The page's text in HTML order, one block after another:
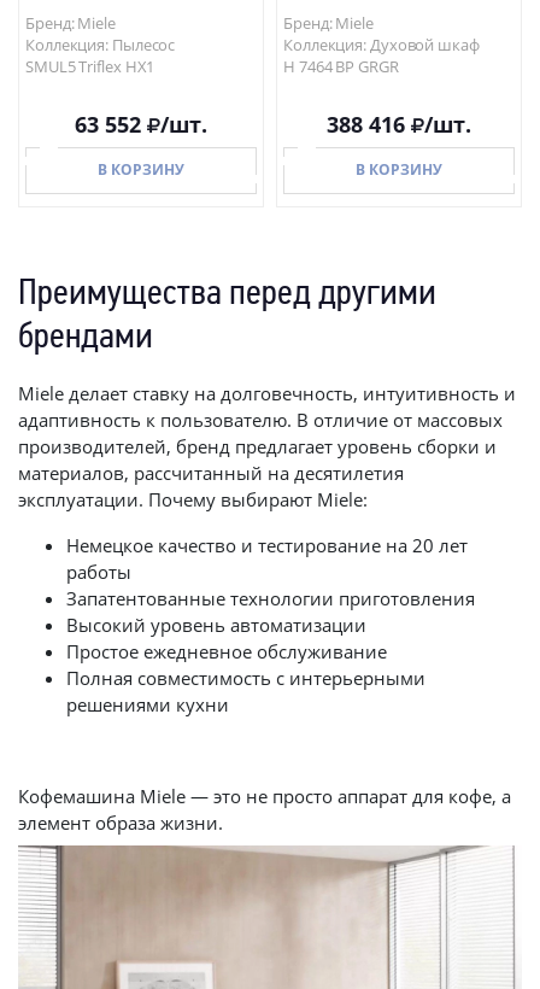
Бренд: Miele
Коллекция: Пылесос
SMUL5 Triflex HX1
63 552 /шт.
В КОРЗИНУ
В КОРЗИНУ
Бренд: Miele
Коллекция: Духовой шкаф
H 7464 BP GRGR
388 416 /шт.
В КОРЗИНУ
В КОРЗИНУ
Преимущества перед другими
брендами
Miele делает ставку на долговечность, интуитивность и
адаптивность к пользователю. В отличие от массовых
производителей, бренд предлагает уровень сборки и
материалов, рассчитанный на десятилетия
эксплуатации. Почему выбирают Miele:
Немецкое качество и тестирование на 20 лет
работы
Запатентованные технологии приготовления
Высокий уровень автоматизации
Простое ежедневное обслуживание
Полная совместимость с интерьерными
решениями кухни
Кофемашина Miele — это не просто аппарат для кофе, а
элемент образа жизни.